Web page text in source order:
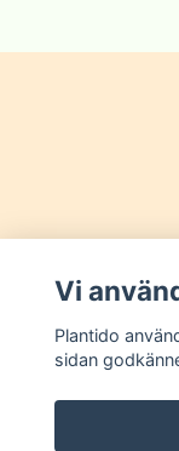
Vi
Plantido
sidan